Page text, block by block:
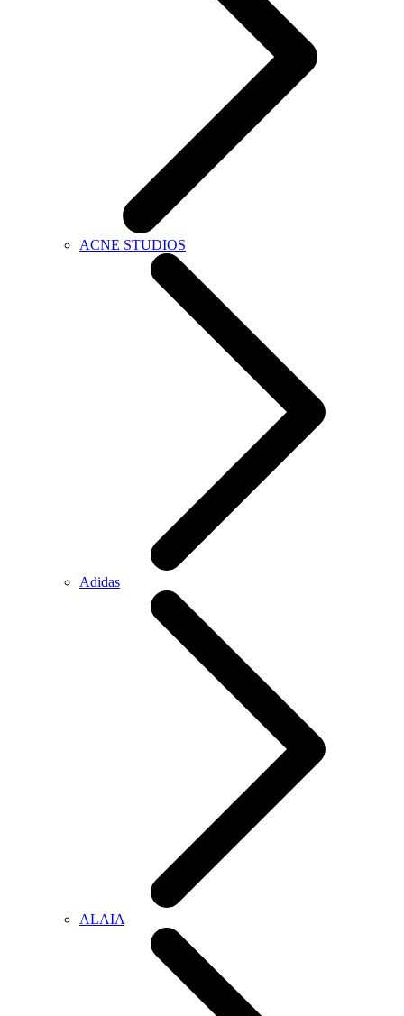
ACNE STUDIOS
Adidas
ALAIA